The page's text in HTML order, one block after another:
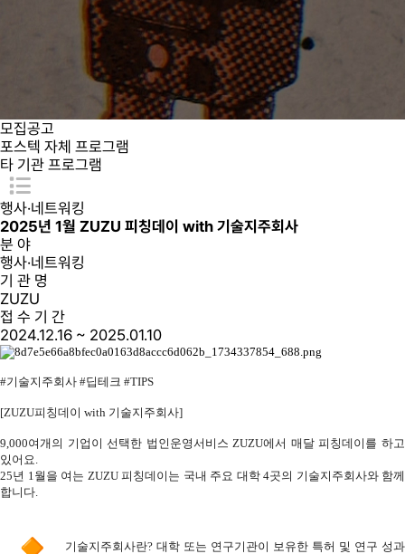
모집공고
포스텍 자체 프로그램
타 기관 프로그램
행사·네트워킹
2025년 1월 ZUZU 피칭데이 with 기술지주회사
분 야
행사·네트워킹
기 관 명
ZUZU
접 수 기 간
2024.12.16 ~ 2025.01.10
#기술지주회사 #딥테크 #TIPS
[ZUZU피칭데이 with 기술지주회사]
9,000여개의 기업이 선택한 법인운영서비스 ZUZU에서 매달 피칭데이를 하고
있어요
25년 1 월을 여는 ZUZU 피칭데이는 국내 주요 대학4곳의 기술지주회사와 함께
합니다
기술지주회사란? 대학 또는 연구기관이 보유한 특허 및 연구 성과